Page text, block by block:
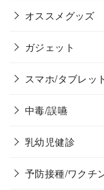
オススメグッズ
ガジェット
スマホ/タブレッ
中毒/誤嚥
乳幼児健診
予防接種/ワクチ